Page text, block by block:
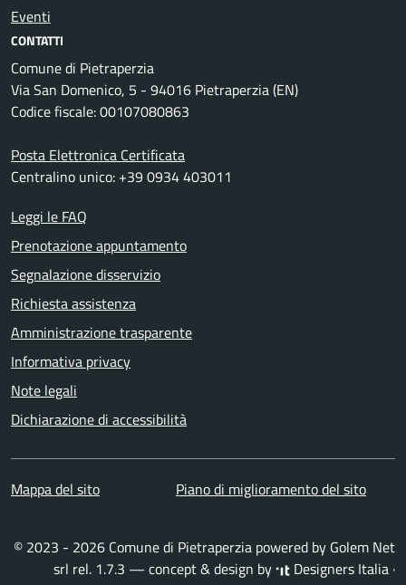
Eventi
CONTATTI
Comune di Pietraperzia
Via San Domenico, 5 - 94016 Pietraperzia (EN)
Codice fiscale: 00107080863
Posta Elettronica Certificata
Centralino unico: +39 0934 403011
Leggi le FAQ
Prenotazione appuntamento
Segnalazione disservizio
Richiesta assistenza
Amministrazione trasparente
Informativa privacy
Note legali
Dichiarazione di accessibilità
Mappa del sito Piano di miglioramento del sito
© 2023 - 2026 Comune di Pietraperzia powered by Golem Net
srl rel. 1.7.3 — concept & design by Designers Italia ·